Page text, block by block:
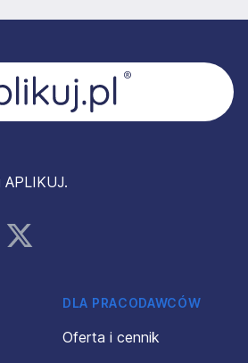
Instagram
DLA PRACODAWCÓW
Oferta i cennik